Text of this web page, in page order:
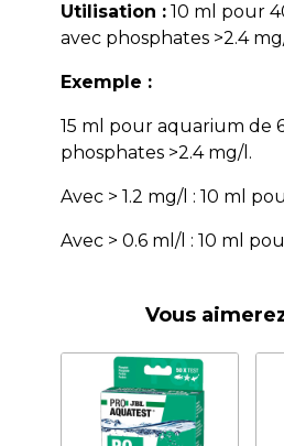
Utilisation :10 ml pour
avec phosphates >2.4
Exemple :
15 ml pour aquarium de
phosphates >2.4 mg/l.
Avec > 1.2 mg/l : 10 ml
Avec > 0.6 ml/l : 10 ml
Vous